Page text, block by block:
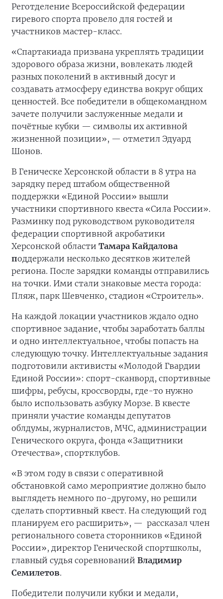
Реготделение Всероссийской федерации
гиревого спорта провело для гостей и
участников мастер-класс.
«Спартакиада призвана укреплять традиции
здорового образа жизни, вовлекать людей
разных поколений в активный досуг и
создавать атмосферу единства вокруг общих
ценностей. Все победители в общекомандном
зачете получили заслуженные медали и
почётные кубки — символы их активной
жизненной позиции», — отметил Эдуард
Шонов.
В Геническе Херсонской области в 8 утра на
зарядку перед штабом общественной
поддержки «Единой России» вышли
участники спортивного квеста «Сила России».
Разминку под руководством руководителя
федерации спортивной акробатики
Херсонской области Тамара Кайдалова
поддержали несколько десятков жителей
региона. После зарядки команды отправились
на точки. Ими стали знаковые места города:
Пляж, парк Шевченко, стадион «Строитель».
На каждой локации участников ждало одно
спортивное задание, чтобы заработать баллы
и одно интеллектуальное, чтобы попасть на
следующую точку. Интеллектуальные задания
подготовили активисты «Молодой Гвардии
Единой России»: спорт-сканворд, спортивные
шифры, ребусы, кроссворды, где-то нужно
было использовать азбуку Морзе. В квесте
приняли участие команды депутатов
облдумы, журналистов, МЧС, администрации
Генического округа, фонда «Защитники
Отечества», спортклубов.
«В этом году в связи с оперативной
обстановкой само мероприятие должно было
выглядеть немного по-другому, но решили
сделать спортивный квест. На следующий год
планируем его расширить», — рассказал член
регионального совета сторонников «Единой
России», директор Генической спортшколы,
главный судья соревнований Владимир
Семилетов.
Победители получили кубки и медали,